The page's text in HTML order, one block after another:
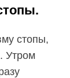
стопы,
Утром